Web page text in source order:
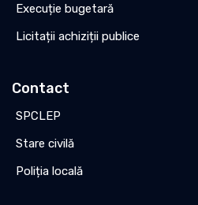
Execuție bugetară
Licitații achiziții publice
Contact
SPCLEP
Stare civilă
Poliția locală